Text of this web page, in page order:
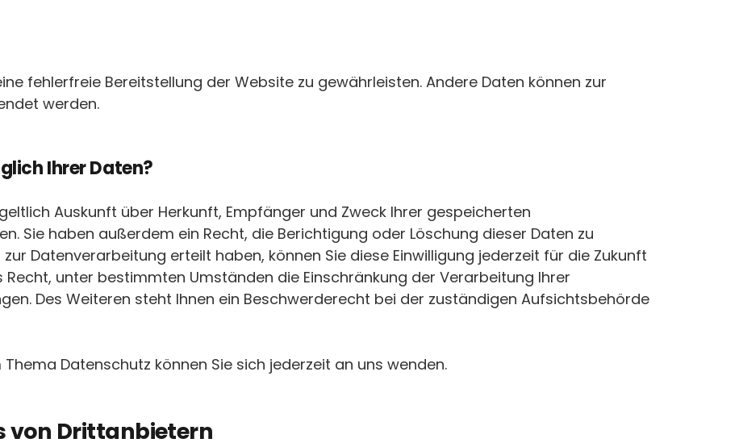
fehlerfreie Bereitstellung der Website zu gewährleisten. Andere Daten können zur
werden.
Ihrer Daten?
Auskunft über Herkunft, Empfänger und Zweck Ihrer gespeicherten
Sie haben außerdem ein Recht, die Berichtigung oder Löschung dieser Daten zu
zur Datenverarbeitung erteilt haben, können Sie diese Einwilligung jederzeit für die Zukunft
unter bestimmten Umständen die Einschränkung der Verarbeitung Ihrer
Des Weiteren steht Ihnen ein Beschwerderecht bei der zuständigen Aufsichtsbehörde
Datenschutz können Sie sich jederzeit an uns wenden.
von Dritt­anbietern